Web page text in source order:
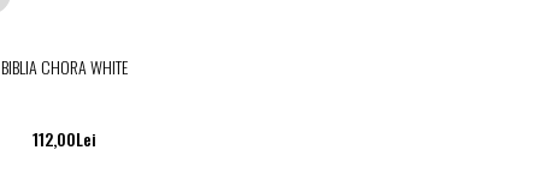
BIBLIA CHORA WHITE
112,00Lei